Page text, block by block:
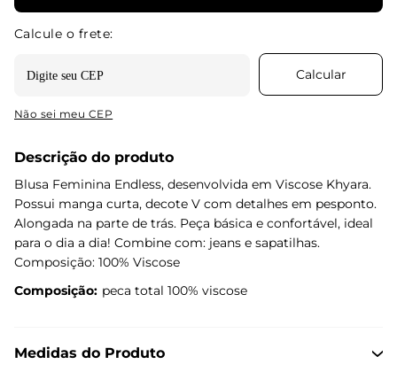
Não sei meu CEP
Descrição do produto
Blusa Feminina Endless, desenvolvida em Viscose Khyara.
Possui manga curta, decote V com detalhes em pesponto.
Alongada na parte de trás. Peça básica e confortável, ideal
para o dia a dia! Combine com: jeans e sapatilhas.
Composição: 100% Viscose
Composição: peca total 100% viscose
Medidas do Produto